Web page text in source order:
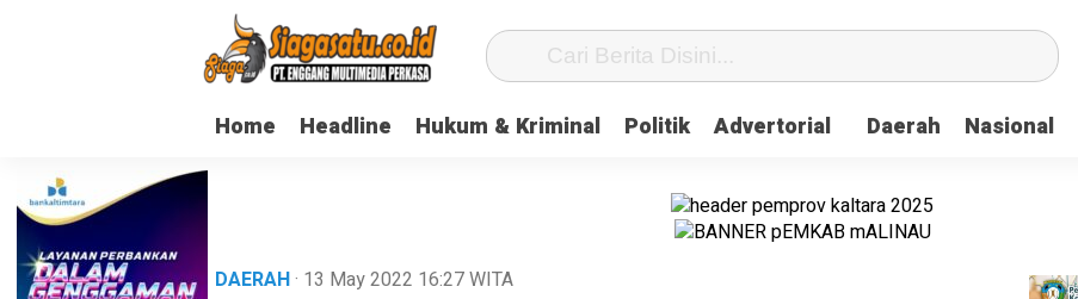
Home Headline Hukum & Kriminal Politik Advertorial Daerah Nasional
DAERAH· 13 May 2022 16:27WITA